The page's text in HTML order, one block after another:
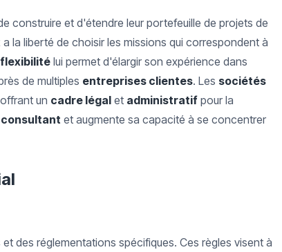
construire et d'étendre leur portefeuille de projets de
a la liberté de choisir les missions qui correspondent à
flexibilité lui permet d'élargir son expérience dans
de multiples entreprises clientes. Les sociétés
un cadre légal et administratif pour la
consultant et augmente sa capacité à se concentrer
des réglementations spécifiques. Ces règles visent à